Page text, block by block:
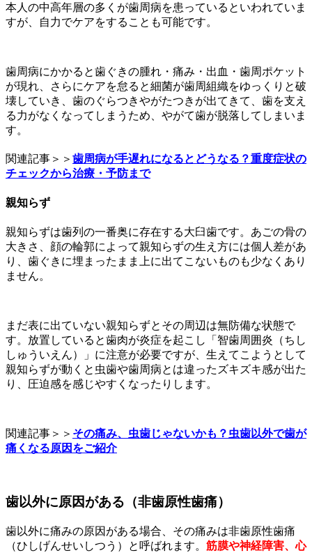
本人の中高年層の多くが歯周病を患っているといわれていま
すが、自力でケアをすることも可能です。
歯周病にかかると歯ぐきの腫れ・痛み・出血・歯周ポケット
が現れ、さらにケアを怠ると細菌が歯周組織をゆっくりと破
壊していき、歯のぐらつきやがたつきが出てきて、歯を支え
る力がなくなってしまうため、やがて歯が脱落してしまいま
す。
関連記事＞＞ 歯周病が手遅れになるとどうなる？重度症状の
チェックから治療・予防まで
親知らず
親知らずは歯列の一番奥に存在する大臼歯です。あごの骨の
大きさ、顔の輪郭によって親知らずの生え方には個人差があ
り、歯ぐきに埋まったまま上に出てこないものも少なくあり
ません。
まだ表に出ていない親知らずとその周辺は無防備な状態で
す。放置していると歯肉が炎症を起こし「智歯周囲炎（ちし
しゅういえん）」に注意が必要ですが、生えてこようとして
親知らずが動くと虫歯や歯周病とは違ったズキズキ感が出た
り、圧迫感を感じやすくなったりします。
関連記事＞＞ その痛み、虫歯じゃないかも？虫歯以外で歯が
痛くなる原因をご紹介
歯以外に原因がある（非歯原性歯痛）
歯以外に痛みの原因がある場合、その痛みは非歯原性歯痛
（ひしげんせいしつう）と呼ばれます。 筋膜や神経障害、心